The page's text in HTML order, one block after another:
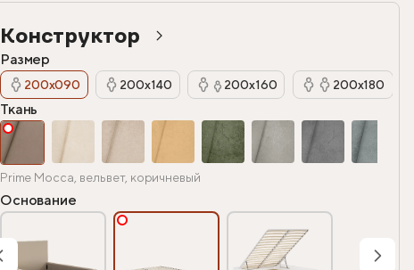
Конструктор
Размер
200х090 200х140 200х160 200х180
Ткань
Prime Mocca, вельвет, коричневый
Основание